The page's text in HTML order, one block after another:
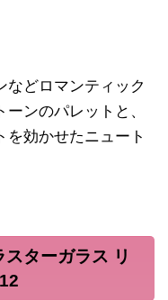
などロマンティック
ンのパレットと、
を効かせたニュート
ターガラス リ